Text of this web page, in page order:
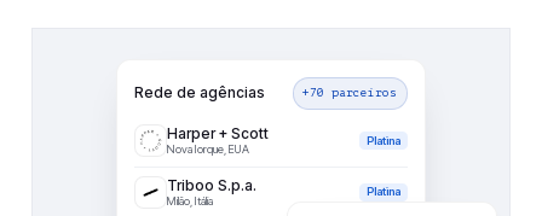
Rede de agências +70 parceiros
Harper + Scott
Nova Iorque, EUA
Platina
Aderiu Vested Marketing
Lafayette, EUA
Premier
Triboo S.p.a.
Milão, Itália
Platina